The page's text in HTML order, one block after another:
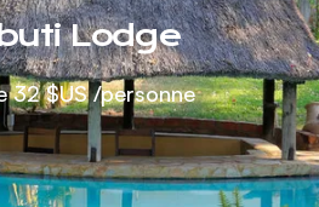
Lodge
32 $US/personne